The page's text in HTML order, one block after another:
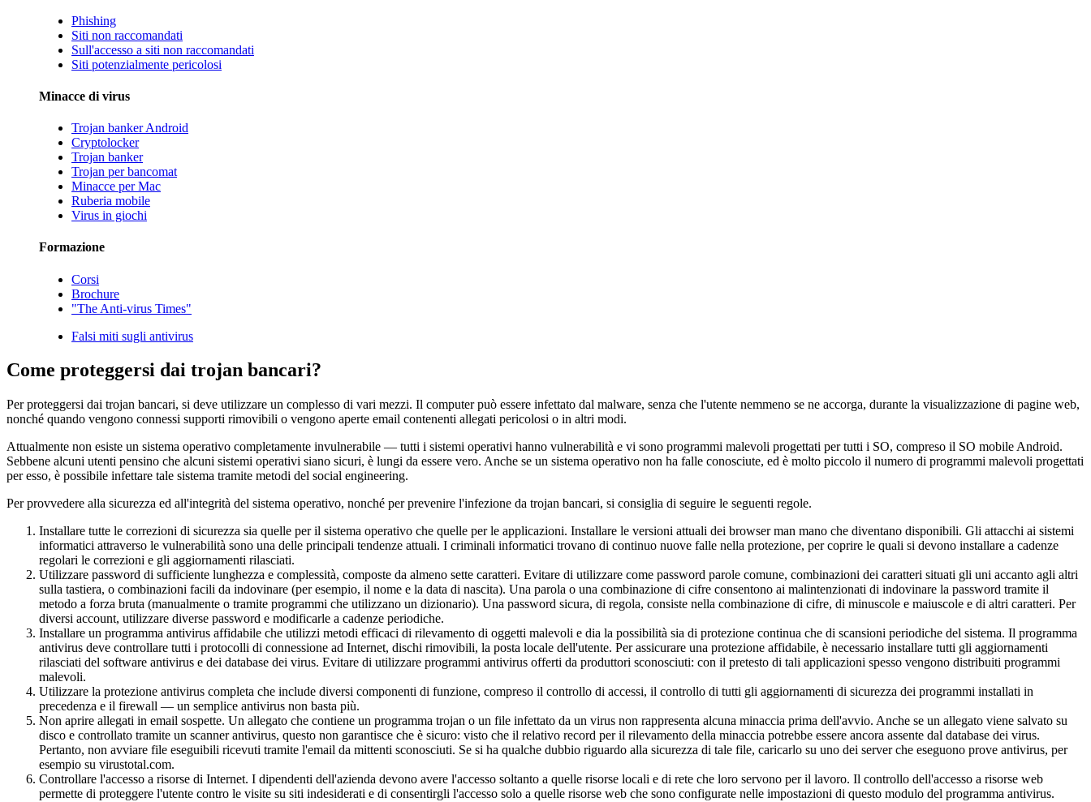
Phishing
Siti non raccomandati
Sull'accesso a siti non raccomandati
Siti potenzialmente pericolosi
Minacce di virus
Trojan banker Android
Cryptolocker
Trojan banker
Trojan per bancomat
Minacce per Mac
Ruberia mobile
Virus in giochi
Formazione
Corsi
Brochure
"The Anti-virus Times"
Falsi miti sugli antivirus
Come proteggersi dai trojan bancari?
Per proteggersi dai trojan bancari, si deve utilizzare un complesso di vari mezzi. Il computer può essere infettato dal malware, senza che l'utente nemmeno se ne accorga, durante la visualizzazione di pagine web,
nonché quando vengono connessi supporti rimovibili o vengono aperte email contenenti allegati pericolosi o in altri modi.
Attualmente non esiste un sistema operativo completamente invulnerabile — tutti i sistemi operativi hanno vulnerabilità e vi sono programmi malevoli progettati per tutti i SO, compreso il SO mobile Android.
Sebbene alcuni utenti pensino che alcuni sistemi operativi siano sicuri, è lungi da essere vero. Anche se un sistema operativo non ha falle conosciute, ed è molto piccolo il numero di programmi malevoli progettati
per esso, è possibile infettare tale sistema tramite metodi del social engineering.
Per provvedere alla sicurezza ed all'integrità del sistema operativo, nonché per prevenire l'infezione da trojan bancari, si consiglia di seguire le seguenti regole.
Installare tutte le correzioni di sicurezza sia quelle per il sistema operativo che quelle per le applicazioni. Installare le versioni attuali dei browser man mano che diventano disponibili. Gli attacchi ai sistemi
informatici attraverso le vulnerabilità sono una delle principali tendenze attuali. I criminali informatici trovano di continuo nuove falle nella protezione, per coprire le quali si devono installare a cadenze
regolari le correzioni e gli aggiornamenti rilasciati.
Utilizzare password di sufficiente lunghezza e complessità, composte da almeno sette caratteri. Evitare di utilizzare come password parole comune, combinazioni dei caratteri situati gli uni accanto agli altri
sulla tastiera, o combinazioni facili da indovinare (per esempio, il nome e la data di nascita). Una parola o una combinazione di cifre consentono ai malintenzionati di indovinare la password tramite il
metodo a forza bruta (manualmente o tramite programmi che utilizzano un dizionario). Una password sicura, di regola, consiste nella combinazione di cifre, di minuscole e maiuscole e di altri caratteri. Per
diversi account, utilizzare diverse password e modificarle a cadenze periodiche.
Installare un programma antivirus affidabile che utilizzi metodi efficaci di rilevamento di oggetti malevoli e dia la possibilità sia di protezione continua che di scansioni periodiche del sistema. Il programma
antivirus deve controllare tutti i protocolli di connessione ad Internet, dischi rimovibili, la posta locale dell'utente. Per assicurare una protezione affidabile, è necessario installare tutti gli aggiornamenti
rilasciati del software antivirus e dei database dei virus. Evitare di utilizzare programmi antivirus offerti da produttori sconosciuti: con il pretesto di tali applicazioni spesso vengono distribuiti programmi
malevoli.
Utilizzare la protezione antivirus completa che include diversi componenti di funzione, compreso il controllo di accessi, il controllo di tutti gli aggiornamenti di sicurezza dei programmi installati in
precedenza e il firewall — un semplice antivirus non basta più.
Non aprire allegati in email sospette. Un allegato che contiene un programma trojan o un file infettato da un virus non rappresenta alcuna minaccia prima dell'avvio. Anche se un allegato viene salvato su
disco e controllato tramite un scanner antivirus, questo non garantisce che è sicuro: visto che il relativo record per il rilevamento della minaccia potrebbe essere ancora assente dal database dei virus.
Pertanto, non avviare file eseguibili ricevuti tramite l'email da mittenti sconosciuti. Se si ha qualche dubbio riguardo alla sicurezza di tale file, caricarlo su uno dei server che eseguono prove antivirus, per
esempio su virustotal.com.
Controllare l'accesso a risorse di Internet. I dipendenti dell'azienda devono avere l'accesso soltanto a quelle risorse locali e di rete che loro servono per il lavoro. Il controllo dell'accesso a risorse web
permette di proteggere l'utente contro le visite su siti indesiderati e di consentirgli l'accesso solo a quelle risorse web che sono configurate nelle impostazioni di questo modulo del programma antivirus.